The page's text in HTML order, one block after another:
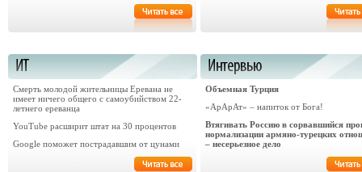
Смерть молодой жительницы Еревана не
имеет ничего общего с самоубийством 22-
летнего ереванца
YouTube расширит штат на 30 процентов
Google поможет пострадавшим от цунами
Объемная Турция
«АрАрАт» – напиток от Бога!
Втягивать Россию в сорвавшийся
нормализации армяно-турецких
– несерьезное дело